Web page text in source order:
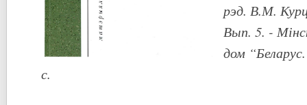
рэд. В.М.
Вып. 5. -
дом
с.